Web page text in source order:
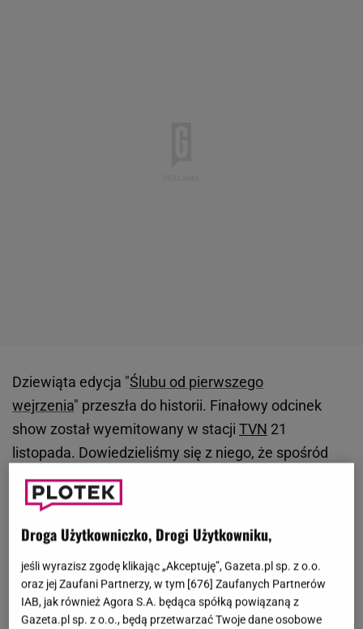
Dziewiąta edycja "Ślubu od pierwszego
wejrzenia" przeszła do historii. Finałowy odcinek
show został wyemitowany w stacji TVN 21
listopada. Dowiedzieliśmy się z niego, że spośród
trzechpar, dwie zdecydowały się pozostać w
małżeństwie. Od czasu kręcenia epizodu minęło już
relacje uczestników.Wiemy już, że Magda i Krzysiek
w lipcu 2023 roku postanowili się rozstać.
Mężczyzna opublikował na Instagramie obszerny
post, w którym objaśnił widzom obecną sytuację, nie
Droga Użytkowniczko, Drogi Użytkowniku,
jeśli wyrazisz zgodę klikając „Akceptuję”, Gazeta.pl sp. z o.o.
oraz jej Zaufani Partnerzy, w tym [676] Zaufanych Partnerów
IAB, jak również Agora S.A. będąca spółką powiązaną z
Gazeta.pl sp. z o.o., będą przetwarzać Twoje dane osobowe